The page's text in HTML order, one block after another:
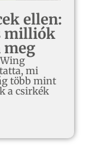
ellen:
milliók
mi
több mint
a csirkék